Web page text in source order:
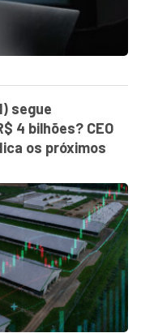
segue
4 bilhões? CEO
os próximos